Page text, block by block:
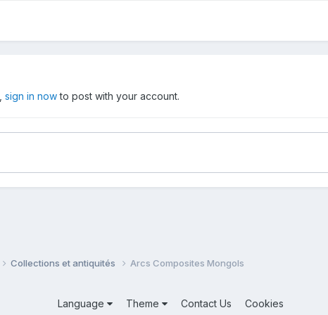
sign in nowto post with your account.
Collections et antiquités Arcs Composites Mongols
Language Theme Contact Us Cookies